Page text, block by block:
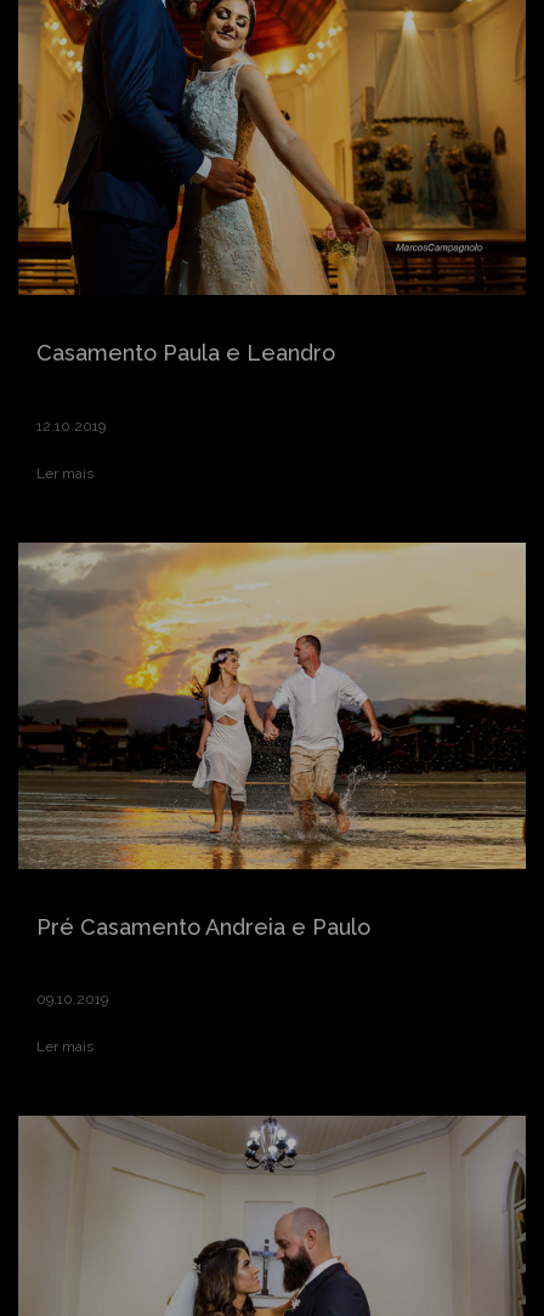
Casamento Paula e Leandro
12.10.2019
Ler mais
Pré Casamento Andreia e Paulo
09.10.2019
Ler mais